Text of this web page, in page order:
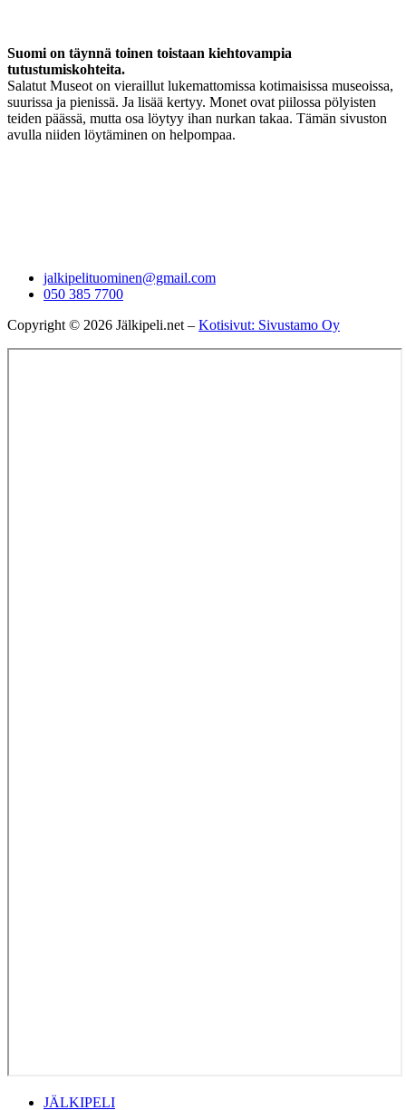
Suomi on täynnä toinen toistaan kiehtovampia
tutustumiskohteita.
Salatut Museot on vieraillut lukemattomissa kotimaisissa museoissa,
suurissa ja pienissä. Ja lisää kertyy. Monet ovat piilossa pölyisten
teiden päässä, mutta osa löytyy ihan nurkan takaa. Tämän sivuston
avulla niiden löytäminen on helpompaa.
jalkipelituominen@gmail.com
050 385 7700
Copyright © 2026 Jälkipeli.net – Kotisivut: Sivustamo Oy
JÄLKIPELI